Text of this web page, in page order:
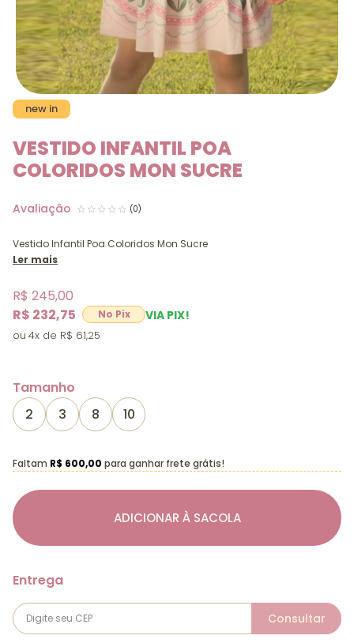
new in
VESTIDO INFANTIL POA
COLORIDOS MON SUCRE
(0)
Vestido Infantil Poa Coloridos Mon Sucre
Ler mais
R$ 232,75 VIA PIX!
R$ 245,00
4x R$ 61,25
Tamanho
2
3 8 10
ADICIONAR À SACOLA
Faltam R$ 600,00 para ganhar frete grátis!